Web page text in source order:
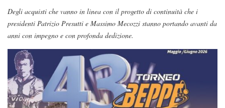
Degli acquisti che vanno in linea con il progetto di continuità che i
presidenti Patrizio Presutti e Massimo Mecozzi stanno portando avanti da
anni con impegno e con profonda dedizione.